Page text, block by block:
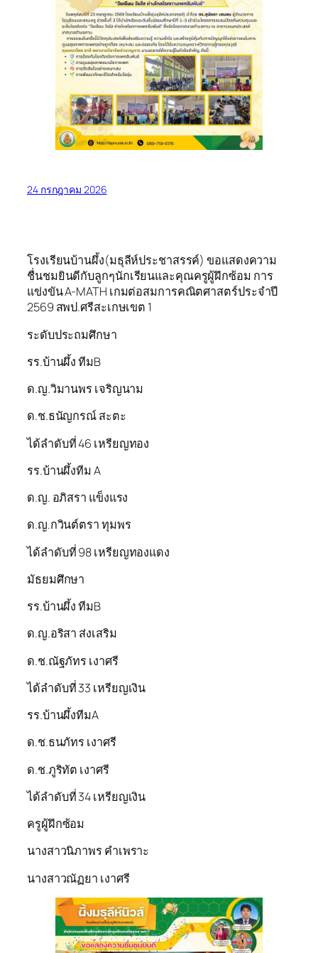
24 กรกฎาคม 2026
โรงเรียนบ้านผึ้ง(มธุลีห์ประชาสรรค์) ขอแสดงความ
ชื่นชมยินดีกับลูกๆนักเรียนและคุณครูผู้ฝึกซ้อม การ
แข่งขัน A-MATH เกมต่อสมการคณิตศาสตร์ประจำปี
2569 สพป.ศรีสะเกษเขต 1
ระดับประถมศึกษา
รร.บ้านผึ้ง ทีมB
ด.ญ.วิมานพร เจริญนาม
ด.ช.ธนัญกรณ์ สะตะ
ได้ลำดับที่ 46 เหรียญทอง
รร.บ้านผึ้งทีม A
ด.ญ. อภิสรา แข็งแรง
ด.ญ.กวินต์ตรา ทุมพร
ได้ลำดับที่ 98 เหรียญทองแดง
มัธยมศึกษา
รร.บ้านผึ้ง ทีมB
ด.ญ.อริสา ส่งเสริม
ด.ช.ณัฐภัทร เงาศรี
ได้ลำดับที่ 33 เหรียญเงิน
รร.บ้านผึ้งทีมA
ด.ช.ธนภัทร เงาศรี
ด.ช.ภูริทัต เงาศรี
ได้ลำดับที่ 34 เหรียญเงิน
ครูผู้ฝึกซ้อม
นางสาวนิภาพร คำเพราะ
นางสาวณัฏยา เงาศรี